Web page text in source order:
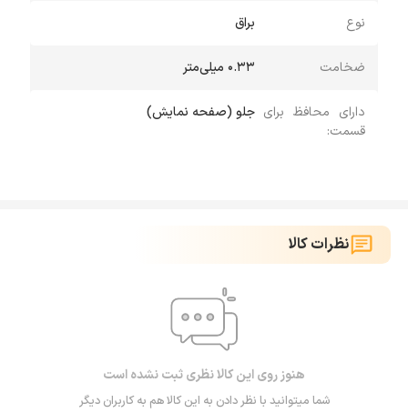
نوع براق
ضخامت 0.33 میلی‌متر
دارای محافظ برای
قسمت:
جلو (صفحه نمایش)
نظرات کالا
هنوز روی این کالا نظری ثبت نشده است
شما میتوانید با نظر دادن به این کالا هم به کاربران دیگر